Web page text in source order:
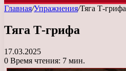
Главная/Упражнения/Тяга Т-грифа
Тяга Т-грифа
17.03.2025
0 Время чтения: 7 мин.